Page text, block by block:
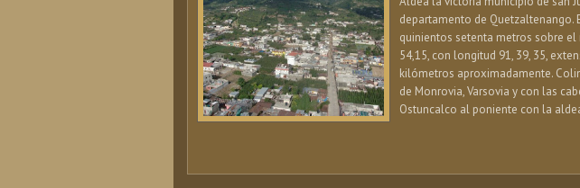
departamento de Quetzaltenango.
quinientos setenta metros sobre el
54,15, con longitud 91, 39, 35,
kilómetros aproximadamente.
de Monrovia, Varsovia y con las
Ostuncalco al poniente con la